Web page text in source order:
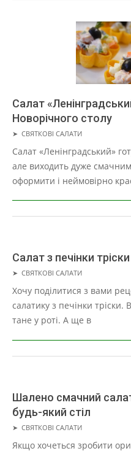
Салат
Новорічного столу
2019-
05-
16
➤ СВЯТКОВІ САЛАТИ
Салат «Ленінградський»
але виходить дуже
оформити і неймовірно
Салат з печінки
2019-
05-
02
➤ СВЯТКОВІ САЛАТИ
Хочу поділитися з вами
салатику з печінки
тане у роті. А ще в
Шалено смачний
будь-який стіл
2019-
05-
➤ СВЯТКОВІ САЛАТИ
Якщо хочеться зробити